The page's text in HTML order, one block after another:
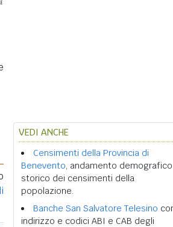
VEDI ANCHE
Censimenti della Provincia di
Benevento, andamento demografico
storico dei censimenti della
popolazione.
Banche San Salvatore Telesino
indirizzo e codici ABI e CAB degli